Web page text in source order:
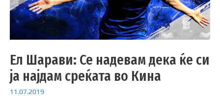
Ел Шарави: Се надевам дека ќе си
ја најдам среќата во Кина
11.07.2019